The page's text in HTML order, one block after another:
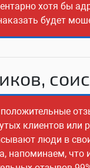
хотя бы
будет
клиентов
люди в
что